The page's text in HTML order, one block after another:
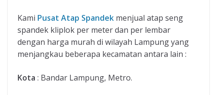
Kami Pusat Atap Spandek menjual atap seng
spandek kliplok per meter dan per lembar
dengan harga murah di wilayah Lampung yang
menjangkau beberapa kecamatan antara lain :
Kota : Bandar Lampung, Metro.